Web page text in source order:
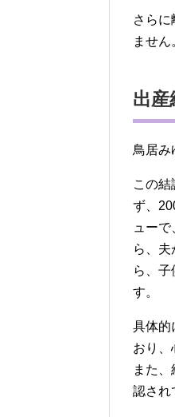
さら
ませ
出
鳥居み
この
ず、
ュー
ら、
ら、
す。
具体的
おり、
また
認され